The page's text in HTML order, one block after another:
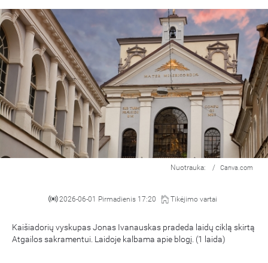
Nuotrauka: / Canva.com
2026-06-01 Pirmadienis 17:20 Tikėjimo vartai
Kaišiadorių vyskupas Jonas Ivanauskas pradeda laidų ciklą skirtą
Atgailos sakramentui. Laidoje kalbama apie blogį. (1 laida)